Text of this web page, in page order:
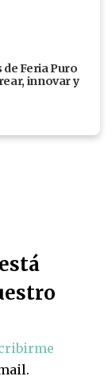
Feria Puro
innovar y